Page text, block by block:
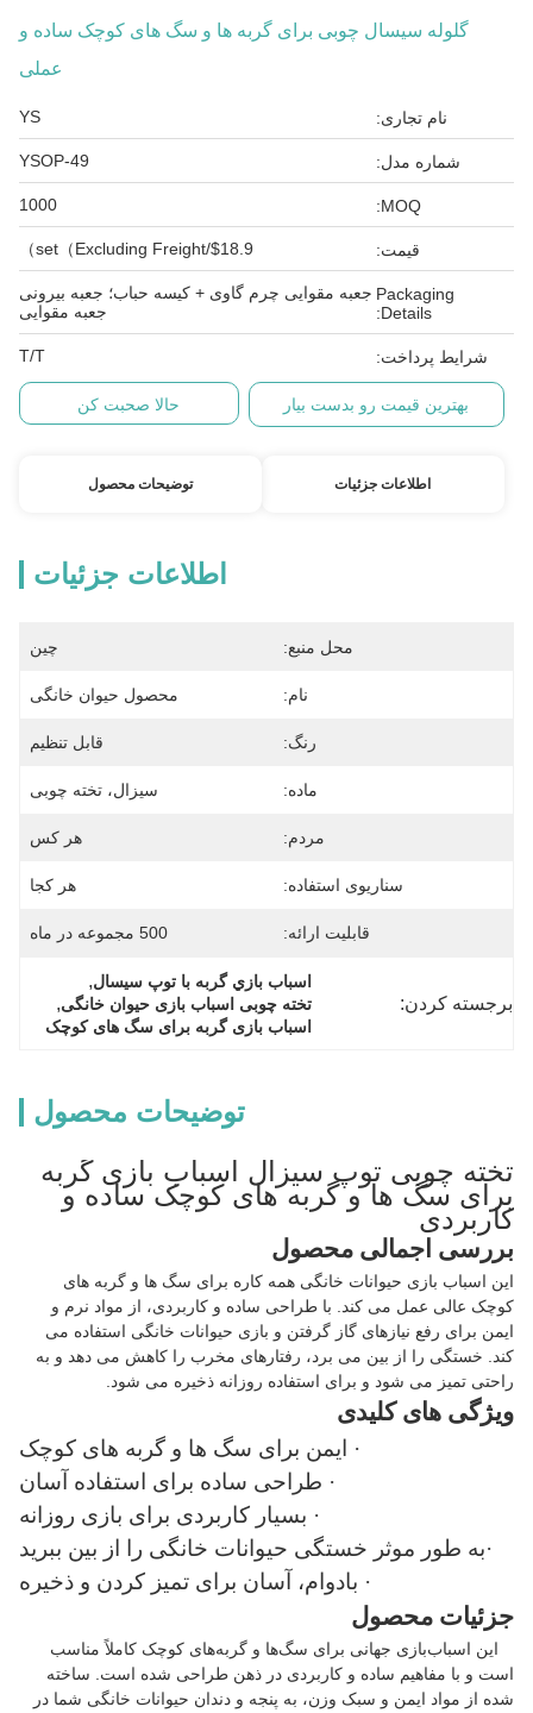
گلوله سیسال چوبی برای گربه ها و سگ های کوچک ساده و
عملی
نام تجاری: YS
شماره مدل: YSOP-49
MOQ:
1000
قیمت: $18.9/set（Excluding Freight）
Packaging
Details:
جعبه مقوایی چرم گاوی + کیسه حباب؛ جعبه بیرونی
جعبه مقوایی
شرایط پرداخت: T/T
بهترین قیمت رو بدست بیار حالا صحبت کن
اطلاعات جزئیات توضیحات محصول
اطلاعات جزئیات
محل منبع: چین
نام: محصول حیوان خانگی
رنگ: قابل تنظیم
ماده: سیزال، تخته چوبی
مردم: هر کس
سناریوی استفاده: هر کجا
قابلیت ارائه: 500 مجموعه در ماه
برجسته کردن:
اسباب بازي گربه با توپ سيسال,
تخته چوبی اسباب بازی حیوان خانگی,
اسباب بازی گربه برای سگ های کوچک
توضیحات محصول
تخته چوبی توپ سیزال اسباب بازی گربه
برای سگ ها و گربه های کوچک ساده و
کاربردی
بررسی اجمالی محصول
این اسباب بازی حیوانات خانگی همه کاره برای سگ ها و گربه های
کوچک عالی عمل می کند. با طراحی ساده و کاربردی، از مواد نرم و
ایمن برای رفع نیازهای گاز گرفتن و بازی حیوانات خانگی استفاده می
کند. خستگی را از بین می برد، رفتارهای مخرب را کاهش می دهد و به
راحتی تمیز می شود و برای استفاده روزانه ذخیره می شود.
ویژگی های کلیدی
· ایمن برای سگ ها و گربه های کوچک
· طراحی ساده برای استفاده آسان
· بسیار کاربردی برای بازی روزانه
·به طور موثر خستگی حیوانات خانگی را از بین ببرید
· بادوام، آسان برای تمیز کردن و ذخیره
جزئیات محصول
این اسباب‌بازی جهانی برای سگ‌ها و گربه‌های کوچک کاملاً مناسب
است و با مفاهیم ساده و کاربردی در ذهن طراحی شده است. ساخته
شده از مواد ایمن و سبک وزن، به پنجه و دندان حیوانات خانگی شما در